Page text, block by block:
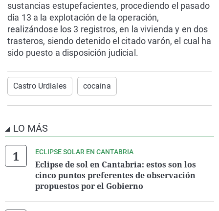
sustancias estupefacientes, procediendo el pasado
día 13 a la explotación de la operación,
realizándose los 3 registros, en la vivienda y en dos
trasteros, siendo detenido el citado varón, el cual ha
sido puesto a disposición judicial.
Castro Urdiales cocaína
LO MÁS
ECLIPSE SOLAR EN CANTABRIA
Eclipse de sol en Cantabria: estos son los
cinco puntos preferentes de observación
propuestos por el Gobierno